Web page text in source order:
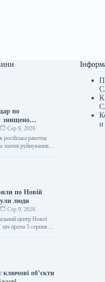
по
знищено
є жертви
Сер 9, 2026
російська ракетна
значні руйнування
по Новій
люди
Сер 9, 2026
центр Нової
проти 5 серпня
центр…
ключові об’єкти
и